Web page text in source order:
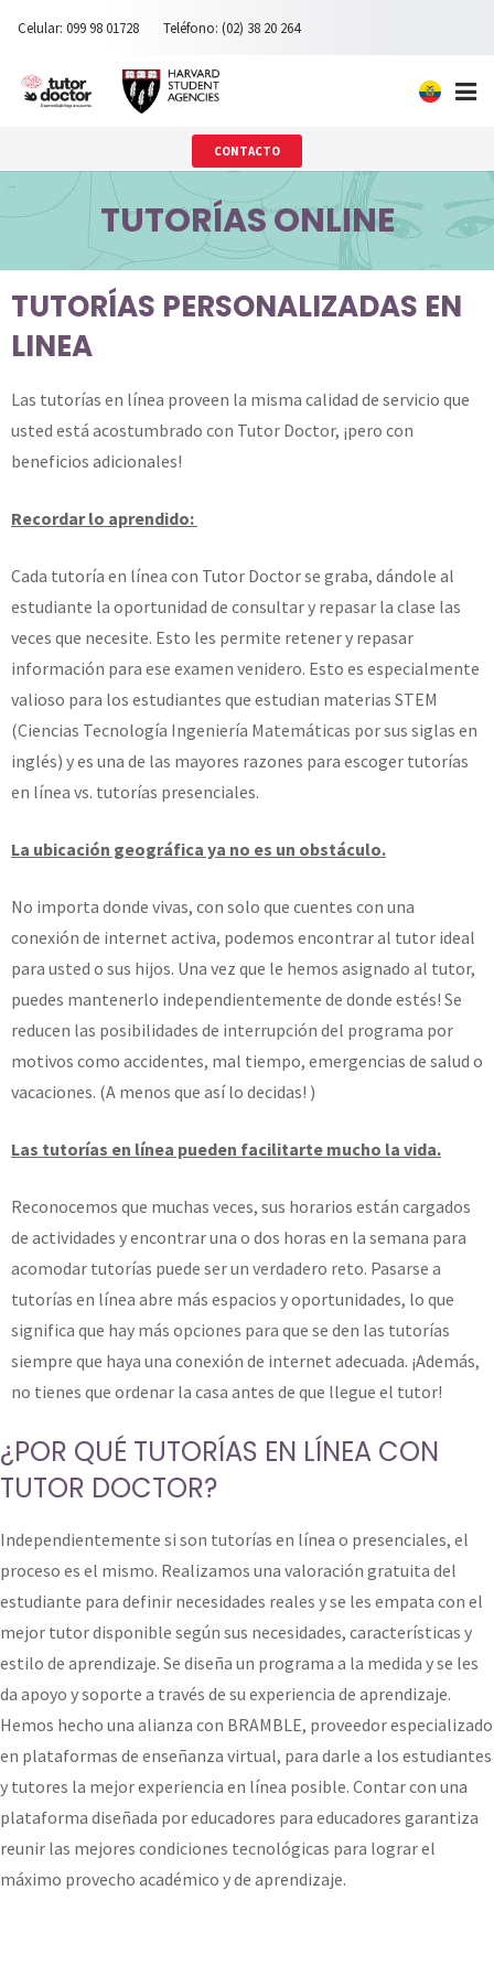
Celular: 099 98 01728 Teléfono: (02) 38 20 264
Nosotros
Ingreso universidades privadas
Materias
Testimonios
Contacto
CONTACTO
TUTORÍAS ONLINE
TUTORÍAS PERSONALIZADAS EN
LINEA
Las tutorías en línea proveen la misma calidad de servicio que
usted está acostumbrado con Tutor Doctor, ¡pero con
beneficios adicionales!
Recordar lo aprendido:
Cada tutoría en línea con Tutor Doctor se graba, dándole al
estudiante la oportunidad de consultar y repasar la clase las
veces que necesite. Esto les permite retener y repasar
información para ese examen venidero. Esto es especialmente
valioso para los estudiantes que estudian materias STEM
(Ciencias Tecnología Ingeniería Matemáticas por sus siglas en
inglés) y es una de las mayores razones para escoger tutorías
en línea vs. tutorías presenciales.
La ubicación geográfica ya no es un obstáculo.
No importa donde vivas, con solo que cuentes con una
conexión de internet activa, podemos encontrar al tutor ideal
para usted o sus hijos. Una vez que le hemos asignado al tutor,
puedes mantenerlo independientemente de donde estés! Se
reducen las posibilidades de interrupción del programa por
motivos como accidentes, mal tiempo, emergencias de salud o
vacaciones. (A menos que así lo decidas! )
Las tutorías en línea pueden facilitarte mucho la vida.
Reconocemos que muchas veces, sus horarios están cargados
de actividades y encontrar una o dos horas en la semana para
acomodar tutorías puede ser un verdadero reto. Pasarse a
tutorías en línea abre más espacios y oportunidades, lo que
significa que hay más opciones para que se den las tutorías
siempre que haya una conexión de internet adecuada. ¡Además,
no tienes que ordenar la casa antes de que llegue el tutor!
¿POR QUÉ TUTORÍAS EN LÍNEA CON
TUTOR DOCTOR?
Independientemente si son tutorías en línea o presenciales, el
proceso es el mismo. Realizamos una valoración gratuita del
estudiante para definir necesidades reales y se les empata con el
mejor tutor disponible según sus necesidades, características y
estilo de aprendizaje. Se diseña un programa a la medida y se les
da apoyo y soporte a través de su experiencia de aprendizaje.
Hemos hecho una alianza con BRAMBLE, proveedor especializado
en plataformas de enseñanza virtual, para darle a los estudiantes
y tutores la mejor experiencia en línea posible. Contar con una
plataforma diseñada por educadores para educadores garantiza
reunir las mejores condiciones tecnológicas para lograr el
máximo provecho académico y de aprendizaje.